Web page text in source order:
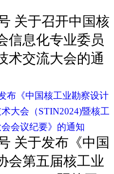
关于召开中国核
信息化专业委员
术交流大会的通
布《中国核工业勘察设计
大会（STIN2024)暨核工
会议纪要》的通知
关于发布《中国
会第五届核工业